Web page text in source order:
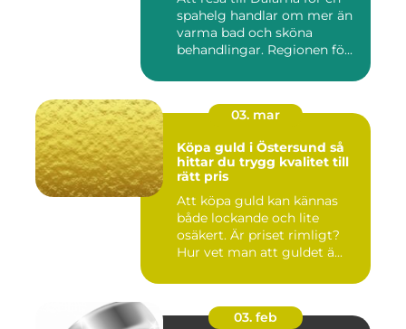
spahelg handlar om mer än
varma bad och sköna
behandlingar. Regionen fö...
03. mar
Köpa guld i Östersund så
hittar du trygg kvalitet till
rätt pris
Att köpa guld kan kännas
både lockande och lite
osäkert. Är priset rimligt?
Hur vet man att guldet ä...
03. feb